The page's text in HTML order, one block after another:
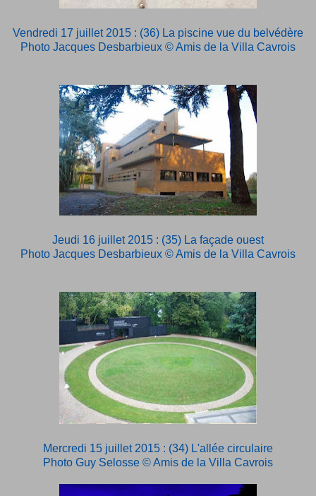
Vendredi 17 juillet 2015 : (36) La piscine vue du belvédère
Photo Jacques Desbarbieux © Amis de la Villa Cavrois
Jeudi 16 juillet 2015 : (35) La façade ouest
Photo Jacques Desbarbieux © Amis de la Villa Cavrois
Mercredi 15 juillet 2015 : (34) L'allée circulaire
Photo Guy Selosse © Amis de la Villa Cavrois